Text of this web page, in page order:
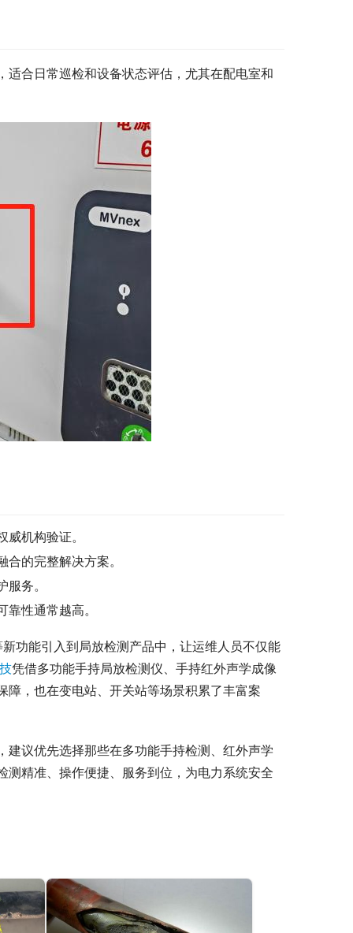
合日常巡检和设备状态评估，尤其在配电室和
机构验证。
的完整解决方案。
务。
性通常越高。
功能引入到局放检测产品中，让运维人员不仅能
凭借多功能手持局放检测仪、手持红外声学成像
，也在变电站、开关站等场景积累了丰富案
议优先选择那些在多功能手持检测、红外声学
精准、操作便捷、服务到位，为电力系统安全